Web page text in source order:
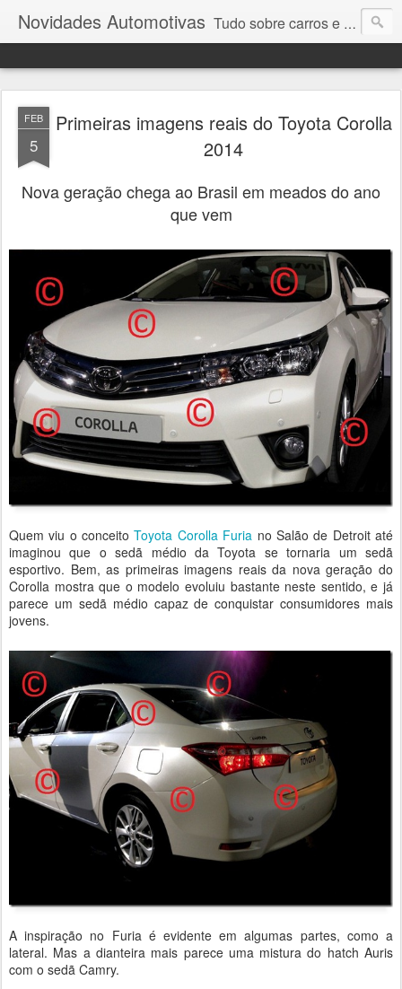
Novidades Automotivas Tudo sobre carros e motores
FEB
5
Primeiras imagens reais do Toyota Corolla
2014
Nova geração chega ao Brasil em meados do ano
que vem
Quem viu o conceitoToyota Corolla Furia no Salão de Detroit até
imaginou que o sedã médio da Toyota se tornaria um sedã
esportivo. Bem, as primeiras imagens reais da nova geração do
Corolla mostra que o modelo evoluiu bastante neste sentido, e já
parece um sedã médio capaz de conquistar consumidores mais
jovens.
A inspiração no Furia é evidente em algumas partes, como a
lateral. Mas a dianteira mais parece uma mistura do hatch Auris
com o sedã Camry.